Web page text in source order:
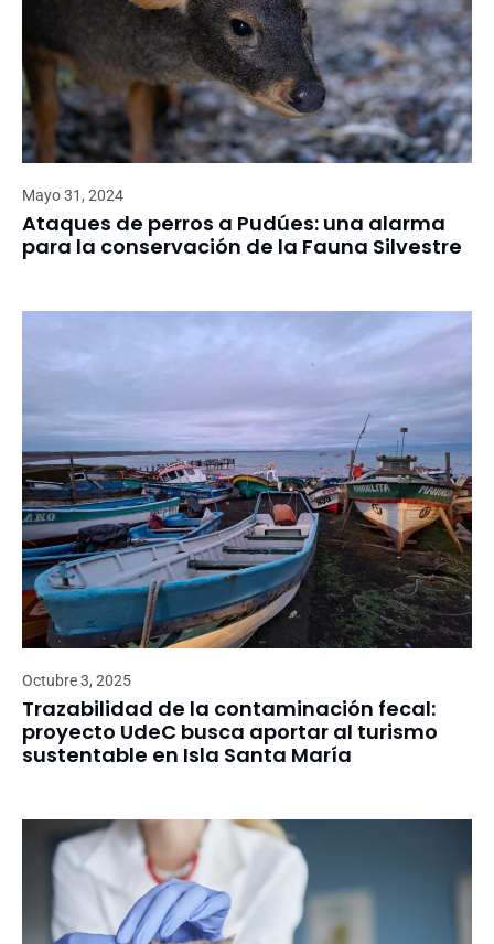
Mayo 31, 2024
Ataques de perros a Pudúes: una alarma
para la conservación de la Fauna Silvestre
Octubre 3, 2025
Trazabilidad de la contaminación fecal:
proyecto UdeC busca aportar al turismo
sustentable en Isla Santa María